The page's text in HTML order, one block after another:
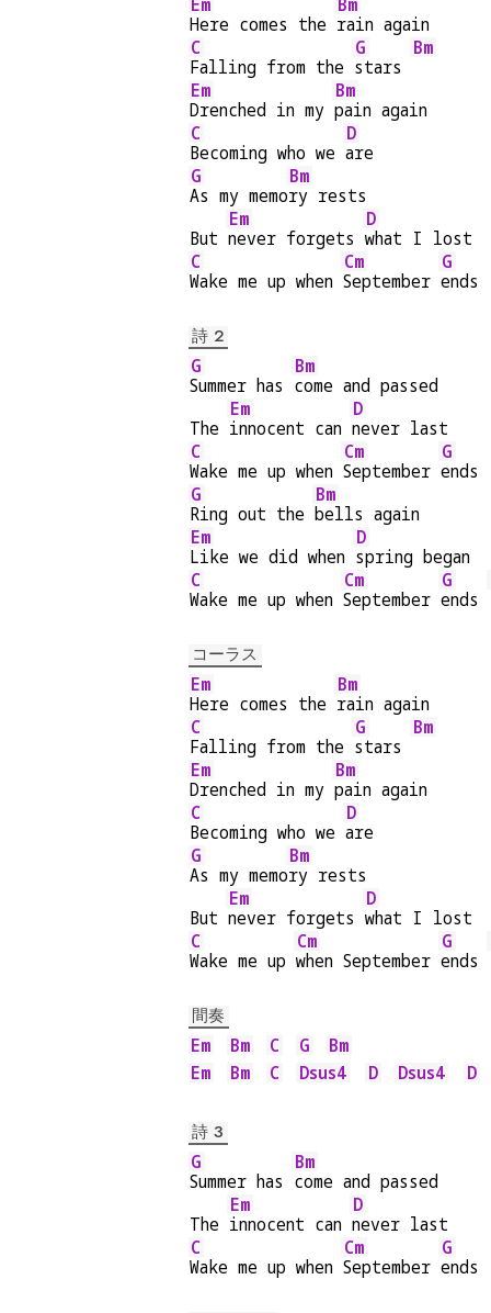
Here comes the rain again
C
Falling from the
G
stars
Bm
Em
Drenched in my
Bm
pain again
C
Becoming who we
D
are
G
As my memo
Bm
ry rests
But
Em
never forgets
D
what I lost
C
Wake me up when
Cm
September
G
ends
詩 2
G
Summer has
Bm
come and passed
The
Em
innocent can
D
never last
C
Wake me up when
Cm
September
G
ends
G
Ring out the
Bm
bells again
Em
Like we did when
D
spring began
C
Wake me up when
Cm
September
G
ends
コーラス
Em
Here comes the
Bm
rain again
C
Falling from the
G
stars
Bm
Em
Drenched in my
Bm
pain again
C
Becoming who we
D
are
G
As my memo
Bm
ry rests
But
Em
never forgets
D
what I lost
C
Wake me up
Cm
when September
G
ends
間奏
Em
Bm C G
Bm
Em
Bm C Dsus4 D Dsus4 D
詩 3
G
Summer has
Bm
come and passed
The
Em
innocent can
D
never last
C
Wake me up when
Cm
September
G
ends